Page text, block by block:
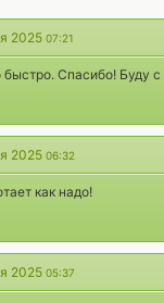
2025 07:21
Спасибо! Буду с
2025 06:32
как надо!
2025 05:37